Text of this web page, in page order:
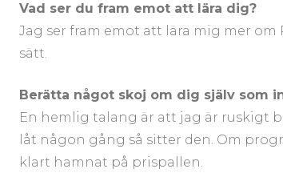
Vad ser du fram emot att lära dig?
Jag ser fram emot att lära mig mer
sätt.
Berätta något skoj om dig själv som
En hemlig talang är att jag är ruskigt
låt någon gång så sitter den. Om
klart hamnat på prispallen.